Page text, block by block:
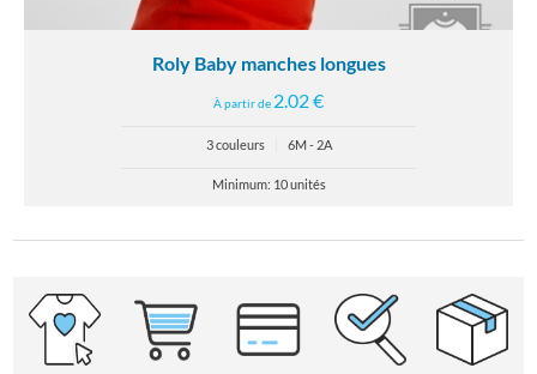
Roly Baby manches longues
À partir de 2.02 €
3 couleurs 6M - 2A
Minimum: 10 unités